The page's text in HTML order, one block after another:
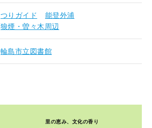
つりガイド
能登外浦
狼煙・曽々木周辺
輪島市立図書館
里の恵み、文化の香り